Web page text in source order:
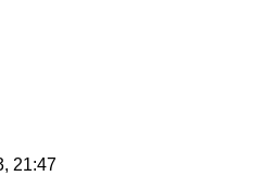
21:47